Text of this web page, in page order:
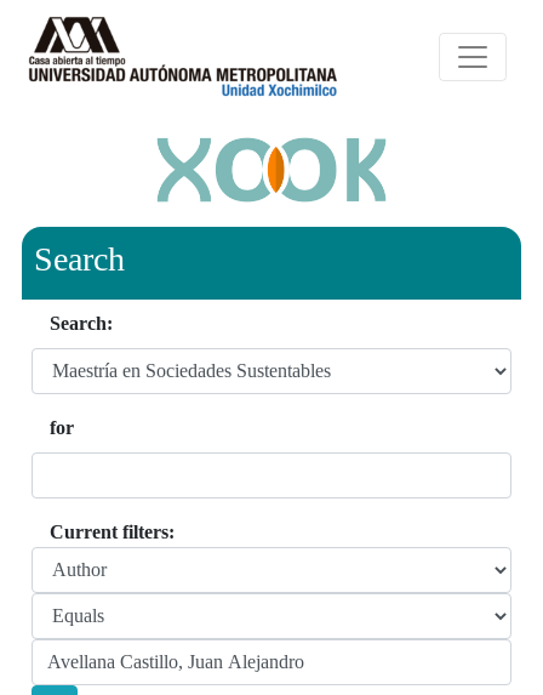
Search
Search:
for
Current filters: